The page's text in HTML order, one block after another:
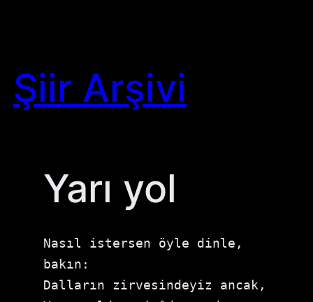
Şiir Arşivi
Yarı yol
Nasıl istersen öyle dinle,
bakın:
Dalların zirvesindeyiz ancak,